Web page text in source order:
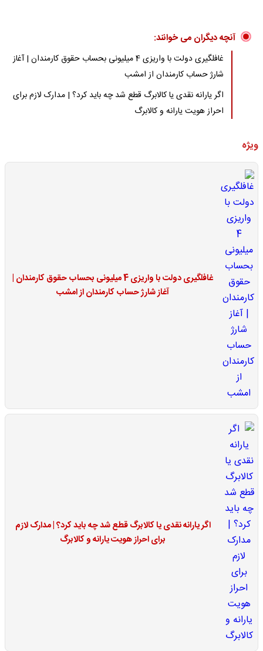
آنچه دیگران می خوانند:
غافلگیری دولت با واریزی 4 میلیونی بحساب حقوق کارمندان | آغاز
شارژ حساب کارمندان از امشب
اگر یارانه نقدی یا کالابرگ قطع شد چه باید کرد؟ | مدارک لازم برای
احراز هویت یارانه و کالابرگ
ویژه
غافلگیری دولت با واریزی 4 میلیونی بحساب حقوق کارمندان |
آغاز شارژ حساب کارمندان از امشب
اگر یارانه نقدی یا کالابرگ قطع شد چه باید کرد؟ | مدارک لازم
برای احراز هویت یارانه و کالابرگ